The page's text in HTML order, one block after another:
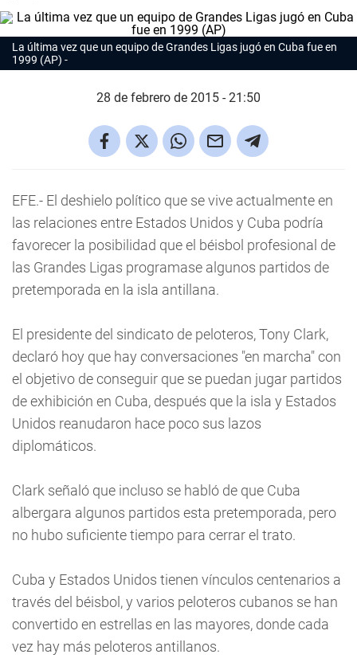
La última vez que un equipo de Grandes Ligas jugó en Cuba fue en
1999 (AP)
28 de febrero de 2015 - 21:50
EFE.- El deshielo político que se vive actualmente en
las relaciones entre Estados Unidos y Cuba podría
favorecer la posibilidad que el béisbol profesional de
las Grandes Ligas programase algunos partidos de
pretemporada en la isla antillana.
El presidente del sindicato de peloteros, Tony Clark,
declaró hoy que hay conversaciones "en marcha" con
el objetivo de conseguir que se puedan jugar partidos
de exhibición en Cuba, después que la isla y Estados
Unidos reanudaron hace poco sus lazos
diplomáticos.
Clark señaló que incluso se habló de que Cuba
albergara algunos partidos esta pretemporada, pero
no hubo suficiente tiempo para cerrar el trato.
Cuba y Estados Unidos tienen vínculos centenarios a
través del béisbol, y varios peloteros cubanos se han
convertido en estrellas en las mayores, donde cada
vez hay más peloteros antillanos.